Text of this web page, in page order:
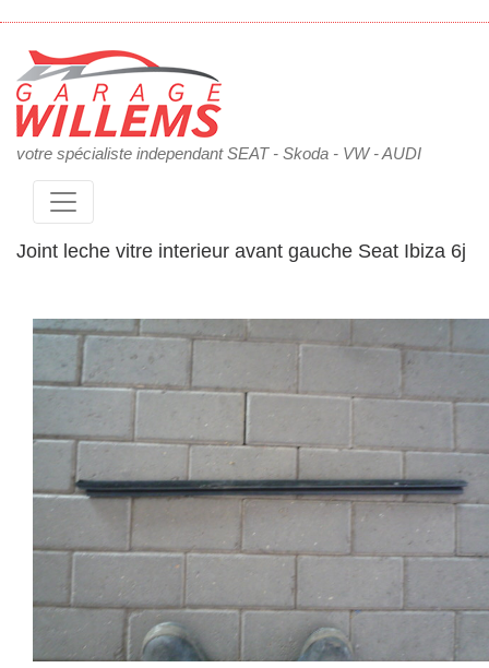
votre spécialiste independant SEAT - Skoda - VW - AUDI
Joint leche vitre interieur avant gauche Seat Ibiza 6j